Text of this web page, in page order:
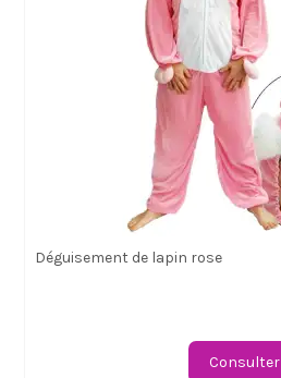
Déguisement de lapin rose
Consulter